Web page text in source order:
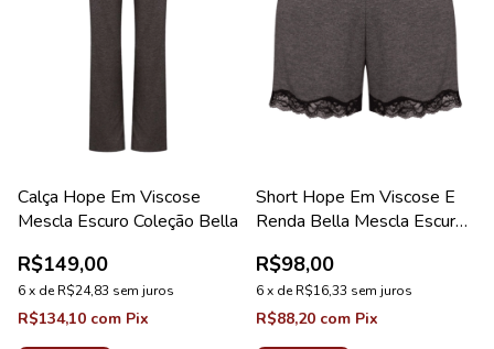
Calça Hope Em Viscose
Mescla Escuro Coleção Bella
R$149,00
6x deR$24,83 sem juros
R$134,10 com Pix
Short Hope Em Viscose E
Renda Bella Mescla Escuro
R$98,00
6x deR$16,33 sem juros
R$88,20 com Pix